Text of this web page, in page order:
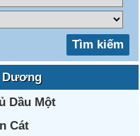
Dương
Dầu Một
Cát